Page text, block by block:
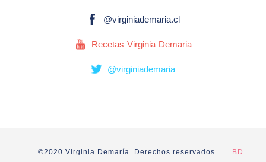
@virginiademaria.cl
Recetas Virginia Demaria
@virginiademaria
©2020 Virginia Demaría. Derechos reservados. BD